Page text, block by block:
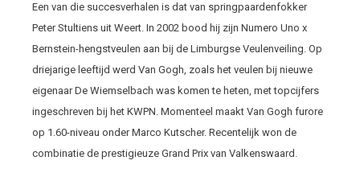
Een van die succesverhalen is dat van springpaardenfokker
Peter Stultiens uit Weert. In 2002 bood hij zijn Numero Uno x
Bernstein-hengstveulen aan bij de Limburgse Veulenveiling. Op
driejarige leeftijd werd Van Gogh, zoals het veulen bij nieuwe
eigenaar De Wiemselbach was komen te heten, met topcijfers
ingeschreven bij het KWPN. Momenteel maakt Van Gogh furore
op 1.60-niveau onder Marco Kutscher. Recentelijk won de
combinatie de prestigieuze Grand Prix van Valkenswaard.